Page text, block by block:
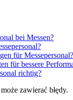
bei Messen?
für Messepersonal?
für bessere
richtig?
zawierać błędy.